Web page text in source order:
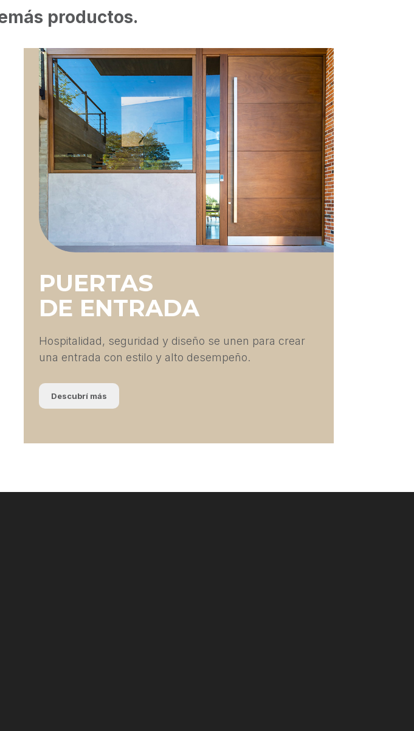
productos.
PUERTAS
DE ENTRADA
Hospitalidad, seguridad y diseño se unen para crear
una entrada con estilo y alto desempeño.
Descubrí más